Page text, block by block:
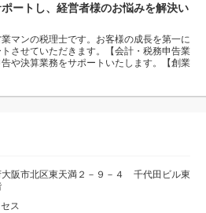
ポートし、経営者様のお悩みを解決い
マンの税理士です。お客様の成長を第一に
させていただきます。【会計・税務申告業
や決算業務をサポートいたします。【創業
大阪市北区東天満２－９－４ 千代田ビル東
ス